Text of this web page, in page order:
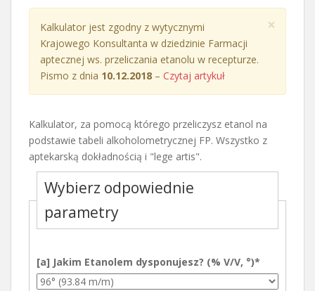
×
Kalkulator jest zgodny z wytycznymi
Krajowego Konsultanta w dziedzinie Farmacji
aptecznej ws. przeliczania etanolu w recepturze.
Pismo z dnia 10.12.2018 – Czytaj artykuł
Kalkulator, za pomocą którego przeliczysz etanol na
podstawie tabeli alkoholometrycznej FP. Wszystko z
aptekarską dokładnością i "lege artis".
Wybierz odpowiednie
parametry
[a] Jakim Etanolem dysponujesz? (% V/V, °)*